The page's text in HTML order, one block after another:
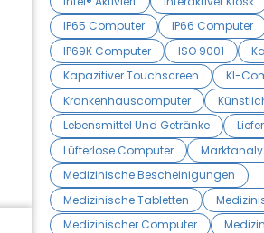
IP65 Computer
IP66 Computer
IP69K Computer
ISO 9001
Kapazitiver Touchscreen
KI-
Krankenhauscomputer
Lebensmittel Und Getränke
Lüfterlose Computer
Medizinische Bescheinigungen
Medizinische Tabletten
Medizinischer Computer